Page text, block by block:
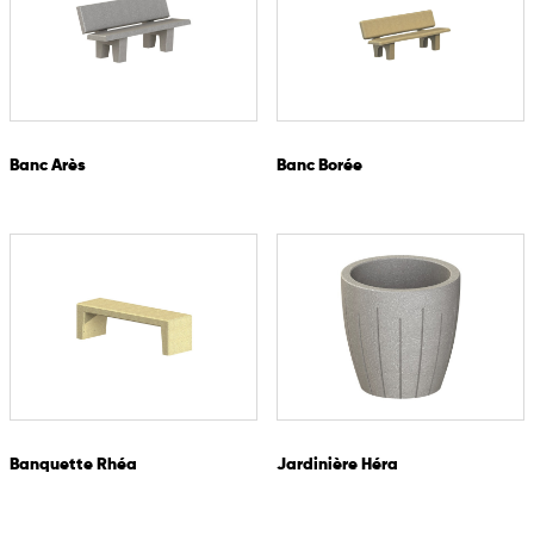
Banc Arès Banc Borée
Banquette Rhéa Jardinière Héra